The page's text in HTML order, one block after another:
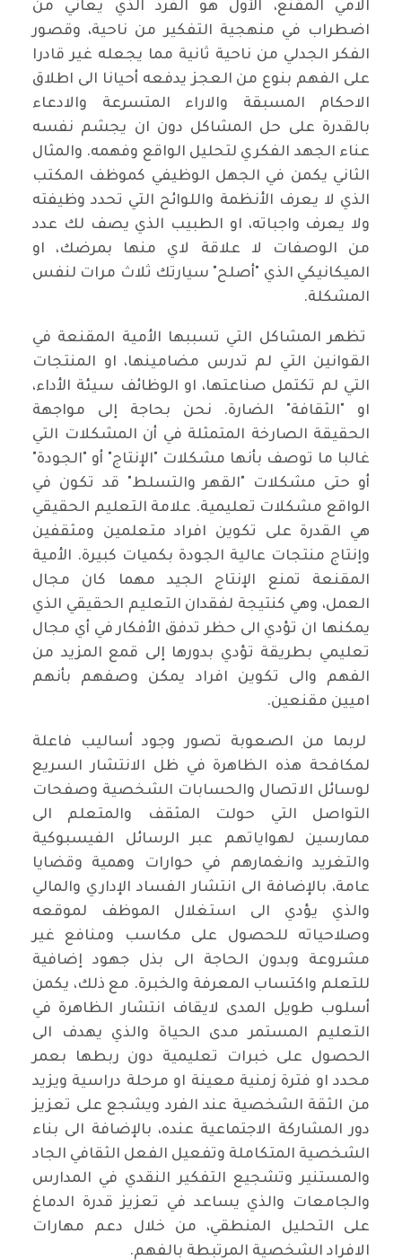
الامي المقنع، الأول هو الفرد الذي يعاني من
اضطراب في منهجية التفكير من ناحية، وقصور
الفكر الجدلي من ناحية ثانية مما يجعله غير قادرا
على الفهم بنوع من العجز يدفعه أحيانا الى اطلاق
الاحكام المسبقة والاراء المتسرعة والادعاء
بالقدرة على حل المشاكل دون ان يجشم نفسه
عناء الجهد الفكري لتحليل الواقع وفهمه. والمثال
الثاني يكمن في الجهل الوظيفي كموظف المكتب
الذي لا يعرف الأنظمة واللوائح التي تحدد وظيفته
ولا يعرف واجباته، او الطبيب الذي يصف لك عدد
من الوصفات لا علاقة لاي منها بمرضك، او
الميكانيكي الذي "أصلح" سيارتك ثلاث مرات لنفس
المشكلة.
تظهر المشاكل التي تسببها الأمية المقنعة في
القوانين التي لم تدرس مضامينها، او المنتجات
التي لم تكتمل صناعتها، او الوظائف سيئة الأداء،
او "الثقافة" الضارة. نحن بحاجة إلى مواجهة
الحقيقة الصارخة المتمثلة في أن المشكلات التي
غالبا ما توصف بأنها مشكلات "الإنتاج" أو "الجودة"
أو حتى مشكلات "القهر والتسلط" قد تكون في
الواقع مشكلات تعليمية. علامة التعليم الحقيقي
هي القدرة على تكوين افراد متعلمين ومثقفين
وإنتاج منتجات عالية الجودة بكميات كبيرة. الأمية
المقنعة تمنع الإنتاج الجيد مهما كان مجال
العمل، وهي كنتيجة لفقدان التعليم الحقيقي الذي
يمكنها ان تؤدي الى حظر تدفق الأفكار في أي مجال
تعليمي بطريقة تؤدي بدورها إلى قمع المزيد من
الفهم والى تكوين افراد يمكن وصفهم بأنهم
اميين مقنعين.
لربما من الصعوبة تصور وجود أساليب فاعلة
لمكافحة هذه الظاهرة في ظل الانتشار السريع
لوسائل الاتصال والحسابات الشخصية وصفحات
التواصل التي حولت المثقف والمتعلم الى
ممارسين لهواياتهم عبر الرسائل الفيسبوكية
والتغريد وانغمارهم في حوارات وهمية وقضايا
عامة، بالإضافة الى انتشار الفساد الإداري والمالي
والذي يؤدي الى استغلال الموظف لموقعه
وصلاحياته للحصول على مكاسب ومنافع غير
مشروعة وبدون الحاجة الى بذل جهود إضافية
للتعلم واكتساب المعرفة والخبرة. مع ذلك، يكمن
أسلوب طويل المدى لايقاف انتشار الظاهرة في
التعليم المستمر مدى الحياة والذي يهدف الى
الحصول على خبرات تعليمية دون ربطها بعمر
محدد او فترة زمنية معينة او مرحلة دراسية ويزيد
من الثقة الشخصية عند الفرد ويشجع على تعزيز
دور المشاركة الاجتماعية عنده، بالإضافة الى بناء
الشخصية المتكاملة وتفعيل الفعل الثقافي الجاد
والمستنير وتشجيع التفكير النقدي في المدارس
والجامعات والذي يساعد في تعزيز قدرة الدماغ
على التحليل المنطقي، من خلال دعم مهارات
الافراد الشخصية المرتبطة بالفهم.